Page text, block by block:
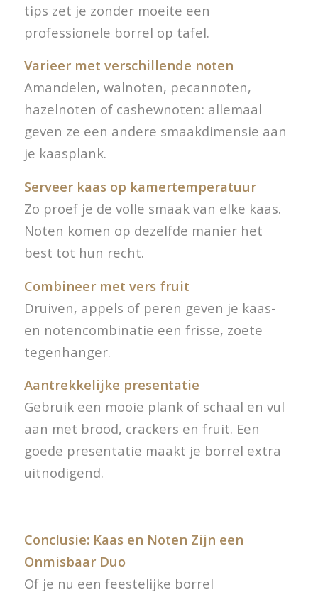
tips zet je zonder moeite een
professionele borrel op tafel.
Varieer met verschillende noten
Amandelen, walnoten, pecannoten,
hazelnoten of cashewnoten: allemaal
geven ze een andere smaakdimensie aan
je kaasplank.
Serveer kaas op kamertemperatuur
Zo proef je de volle smaak van elke kaas.
Noten komen op dezelfde manier het
best tot hun recht.
Combineer met vers fruit
Druiven, appels of peren geven je kaas-
en notencombinatie een frisse, zoete
tegenhanger.
Aantrekkelijke presentatie
Gebruik een mooie plank of schaal en vul
aan met brood, crackers en fruit. Een
goede presentatie maakt je borrel extra
uitnodigend.
Conclusie: Kaas en Noten Zijn een
Onmisbaar Duo
Of je nu een feestelijke borrel